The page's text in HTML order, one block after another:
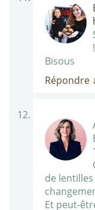
Bisous
Répondre ↓
de
Et peut-